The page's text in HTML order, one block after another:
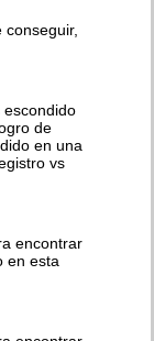
conseguir,
escondido
de
en una
vs
encontrar
en esta